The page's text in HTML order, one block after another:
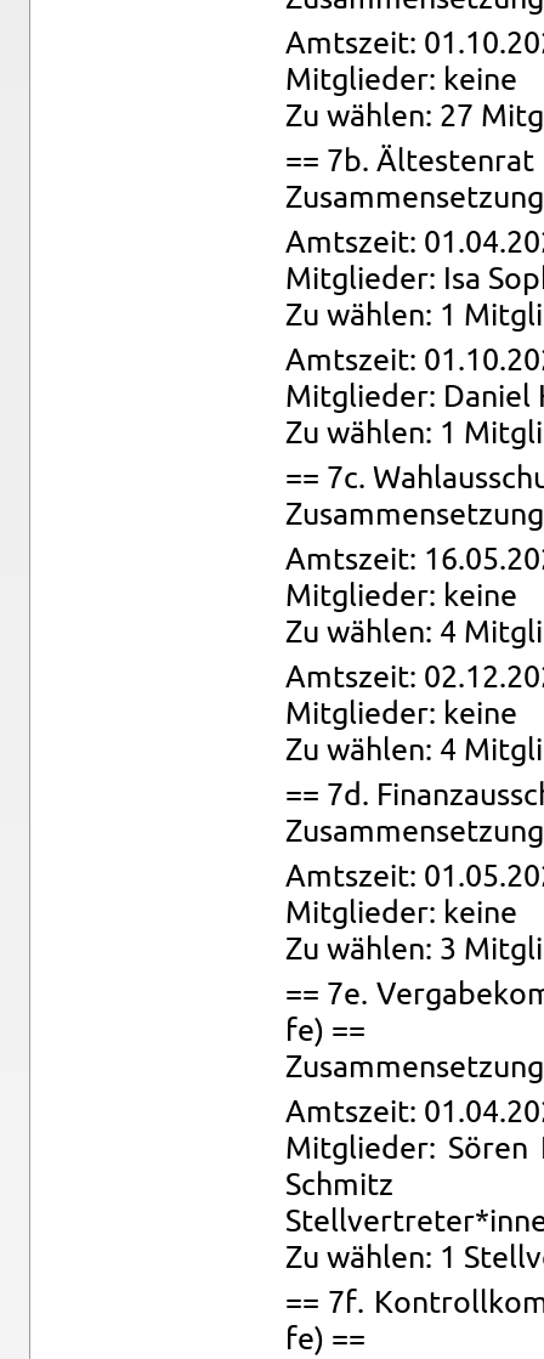
Amts­zeit:
Mit­glie­der: keine
Zu wäh­len: 27
== 7b. Äl­tes­ten­rat
Amts­zeit:
Mit­glie­der: Isa
Zu wäh­len: 1
Amts­zeit:
Mit­glie­der: Da­ni­el
Zu wäh­len: 1
== 7c.
Amts­zeit:
Mit­glie­der: keine
Zu wäh­len: 4
Amts­zeit:
Mit­glie­der: keine
Zu wäh­len: 4
== 7d.
Amts­zeit:
Mit­glie­der: keine
Zu wäh­len: 3
== 7e.
fe) ==
Amts­zeit:
Mit­glie­der: Sören
Schmitz
Zu wäh­len: 1
== 7f.
fe) ==